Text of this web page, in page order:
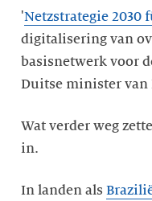
'Netzstrategie 2030
digitalisering van
basisnetwerk voor
Duitse minister van
Wat verder weg
in.
In landen als